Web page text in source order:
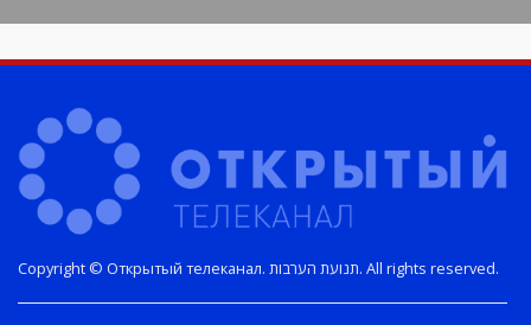
Copyright © Открытый телеканал. תנועת הערבות. All rights reserved.